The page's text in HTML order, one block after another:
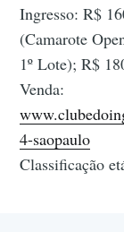
Ingresso: R$
(Camarote
1º Lote); R$
Venda:
4-saopaulo
Classificação